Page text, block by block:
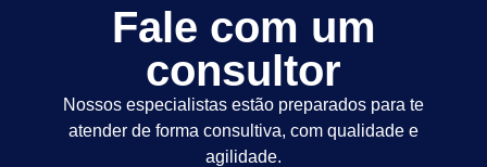
Fale com um
consultor
Nossos especialistas estão preparados para te
atender de forma consultiva, com qualidade e
agilidade.